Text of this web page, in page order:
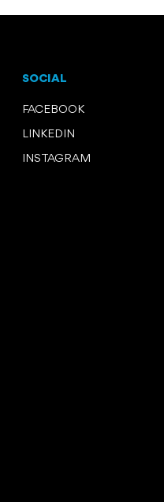
SOCIAL
FACEBOOK
LINKEDIN
INSTAGRAM